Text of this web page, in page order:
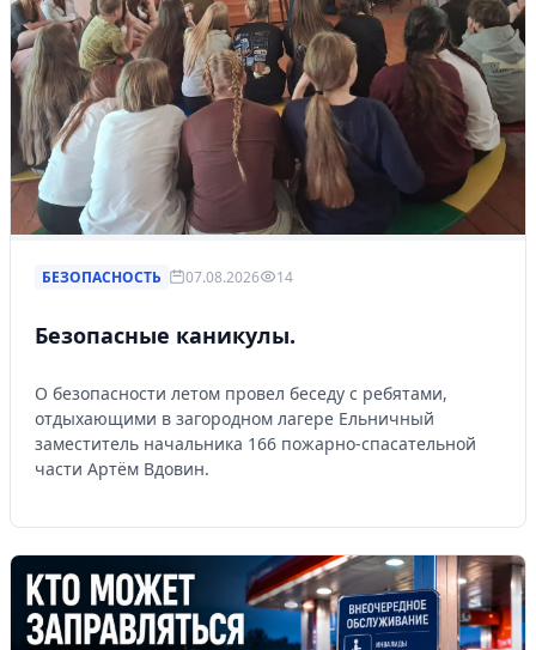
БЕЗОПАСНОСТЬ 07.08.2026 14
Безопасные каникулы.
О безопасности летом провел беседу с ребятами,
отдыхающими в загородном лагере Ельничный
заместитель начальника 166 пожарно-спасательной
части Артём Вдовин.